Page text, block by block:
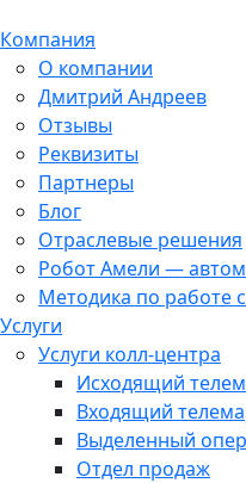
Компания
О компании
Дмитрий Андреев
Отзывы
Реквизиты
Партнеры
Блог
Отраслевые решения
Робот Амели —
Методика по работе
Услуги
Услуги колл-центра
Исходящий
Входящий
Выделенный
Отдел продаж